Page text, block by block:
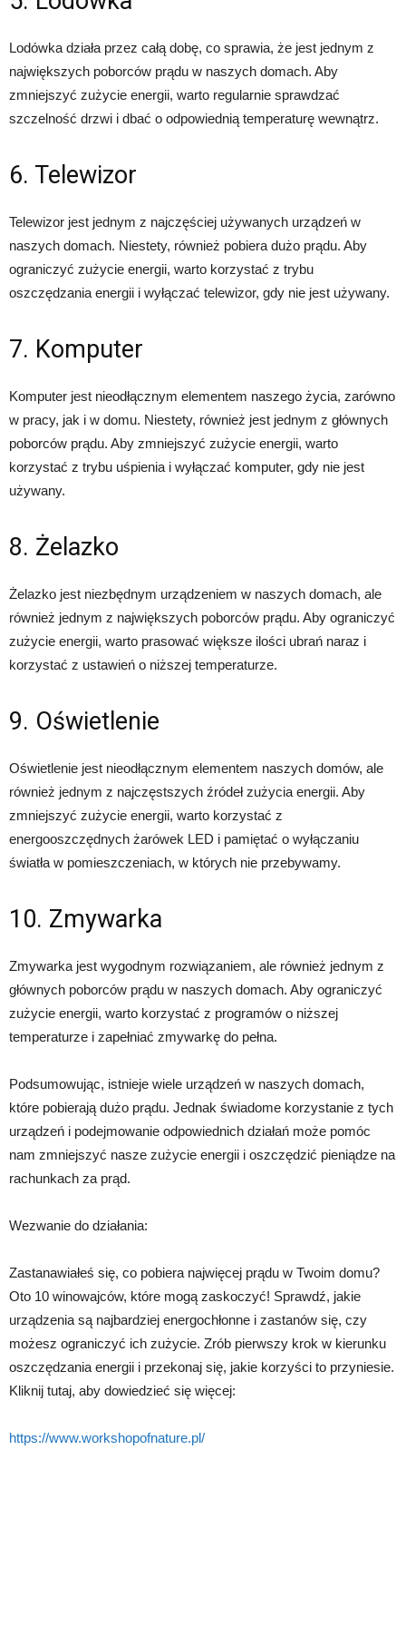
Lodówka działa przez całą dobę, co sprawia, że jest jednym z
największych poborców prądu w naszych domach. Aby
zmniejszyć zużycie energii, warto regularnie sprawdzać
szczelność drzwi i dbać o odpowiednią temperaturę wewnątrz.
6. Telewizor
Telewizor jest jednym z najczęściej używanych urządzeń w
naszych domach. Niestety, również pobiera dużo prądu. Aby
ograniczyć zużycie energii, warto korzystać z trybu
oszczędzania energii i wyłączać telewizor, gdy nie jest używany.
7. Komputer
Komputer jest nieodłącznym elementem naszego życia, zarówno
w pracy, jak i w domu. Niestety, również jest jednym z głównych
poborców prądu. Aby zmniejszyć zużycie energii, warto
korzystać z trybu uśpienia i wyłączać komputer, gdy nie jest
używany.
8. Żelazko
Żelazko jest niezbędnym urządzeniem w naszych domach, ale
również jednym z największych poborców prądu. Aby ograniczyć
zużycie energii, warto prasować większe ilości ubrań naraz i
korzystać z ustawień o niższej temperaturze.
9. Oświetlenie
Oświetlenie jest nieodłącznym elementem naszych domów, ale
również jednym z najczęstszych źródeł zużycia energii. Aby
zmniejszyć zużycie energii, warto korzystać z
energooszczędnych żarówek LED i pamiętać o wyłączaniu
światła w pomieszczeniach, w których nie przebywamy.
10. Zmywarka
Zmywarka jest wygodnym rozwiązaniem, ale również jednym z
głównych poborców prądu w naszych domach. Aby ograniczyć
zużycie energii, warto korzystać z programów o niższej
temperaturze i zapełniać zmywarkę do pełna.
Podsumowując, istnieje wiele urządzeń w naszych domach,
które pobierają dużo prądu. Jednak świadome korzystanie z tych
urządzeń i podejmowanie odpowiednich działań może pomóc
nam zmniejszyć nasze zużycie energii i oszczędzić pieniądze na
rachunkach za prąd.
Wezwanie do działania:
Zastanawiałeś się, co pobiera najwięcej prądu w Twoim domu?
Oto 10 winowajców, które mogą zaskoczyć! Sprawdź, jakie
urządzenia są najbardziej energochłonne i zastanów się, czy
możesz ograniczyć ich zużycie. Zrób pierwszy krok w kierunku
oszczędzania energii i przekonaj się, jakie korzyści to przyniesie.
Kliknij tutaj, aby dowiedzieć się więcej:
https://www.workshopofnature.pl/